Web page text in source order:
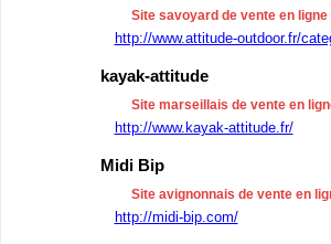
Site savoyard de vente en ligne
http://www.attitude-outdoor.fr/
kayak-attitude
Site marseillais de vente en
http://www.kayak-attitude.fr/
Midi Bip
Site avignonnais de vente en
http://midi-bip.com/